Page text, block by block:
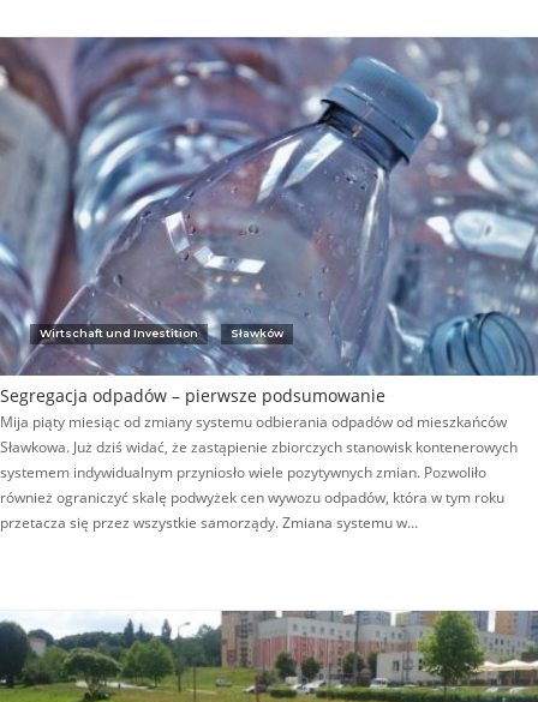
Wirtschaft und Investition Sławków
Segregacja odpadów – pierwsze podsumowanie
Mija piąty miesiąc od zmiany systemu odbierania odpadów od mieszkańców
Sławkowa. Już dziś widać, że zastąpienie zbiorczych stanowisk kontenerowych
systemem indywidualnym przyniosło wiele pozytywnych zmian. Pozwoliło
również ograniczyć skalę podwyżek cen wywozu odpadów, która w tym roku
przetacza się przez wszystkie samorządy. Zmiana systemu w…